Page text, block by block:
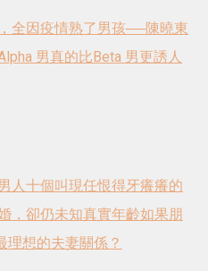
全因疫情熟了男孩──陳曉東
男真的比Beta 男更誘人
人 十個叫現任恨得牙癢癢的
，卻仍未知真實年齡如果朋
理想的夫妻關係？